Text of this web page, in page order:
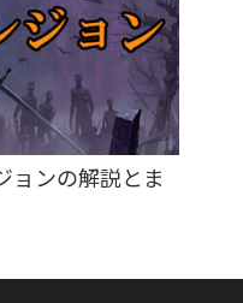
ョンの解説とま